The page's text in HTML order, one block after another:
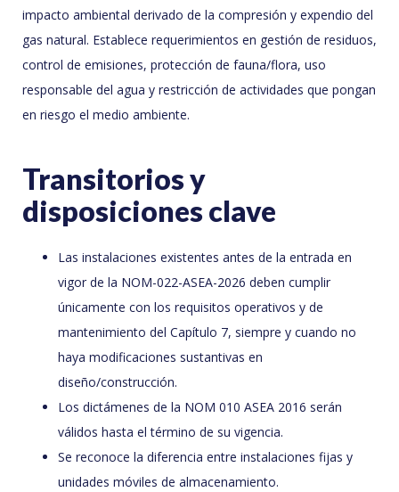
impacto ambiental derivado de la compresión y expendio del
gas natural. Establece requerimientos en gestión de residuos,
control de emisiones, protección de fauna/flora, uso
responsable del agua y restricción de actividades que pongan
en riesgo el medio ambiente.
Transitorios y
disposiciones clave
Las instalaciones existentes antes de la entrada en
vigor de la NOM-022-ASEA-2026 deben cumplir
únicamente con los requisitos operativos y de
mantenimiento del Capítulo 7, siempre y cuando no
haya modificaciones sustantivas en
diseño/construcción.
Los dictámenes de la NOM 010 ASEA 2016 serán
válidos hasta el término de su vigencia.
Se reconoce la diferencia entre instalaciones fijas y
unidades móviles de almacenamiento.